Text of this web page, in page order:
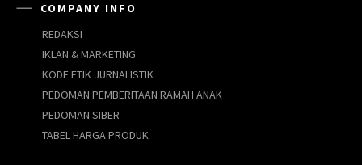
COMPANY INFO
REDAKSI
IKLAN & MARKETING
KODE ETIK JURNALISTIK
PEDOMAN PEMBERITAAN RAMAH ANAK
PEDOMAN SIBER
TABEL HARGA PRODUK